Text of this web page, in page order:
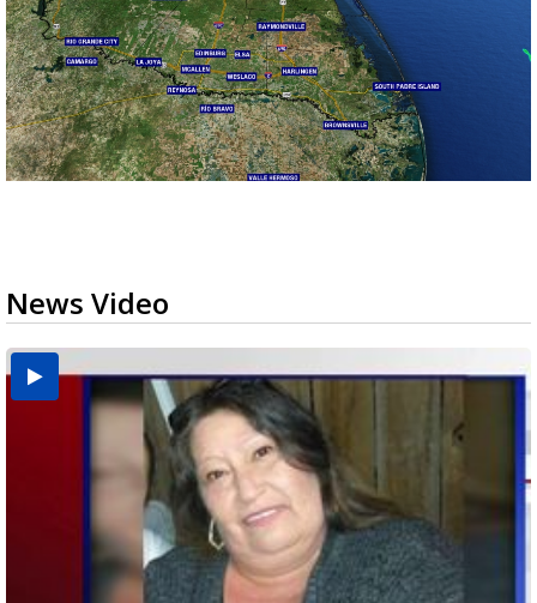
News Video